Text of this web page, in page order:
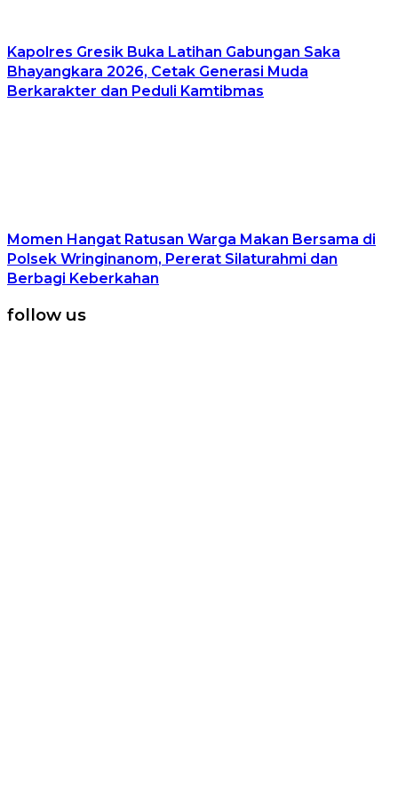
Kapolres Gresik Buka Latihan Gabungan Saka
Bhayangkara 2026, Cetak Generasi Muda
Berkarakter dan Peduli Kamtibmas
Momen Hangat Ratusan Warga Makan Bersama di
Polsek Wringinanom, Pererat Silaturahmi dan
Berbagi Keberkahan
follow us